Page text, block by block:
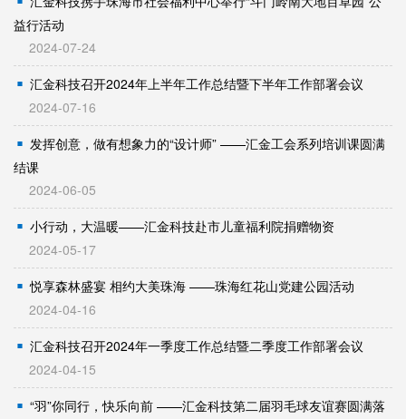
益行活动
2024-07-24
汇金科技召开2024年上半年工作总结暨下半年工作部署会议
2024-07-16
发挥创意，做有想象力的“设计师” ——汇金工会系列培训课圆满
结课
2024-06-05
小行动，大温暖——汇金科技赴市儿童福利院捐赠物资
2024-05-17
悦享森林盛宴 相约大美珠海 ——珠海红花山党建公园活动
2024-04-16
汇金科技召开2024年一季度工作总结暨二季度工作部署会议
2024-04-15
“羽”你同行，快乐向前 ——汇金科技第二届羽毛球友谊赛圆满落